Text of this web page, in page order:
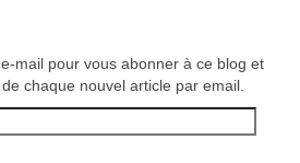
mail pour vous abonner à ce blog et
chaque nouvel article par email.